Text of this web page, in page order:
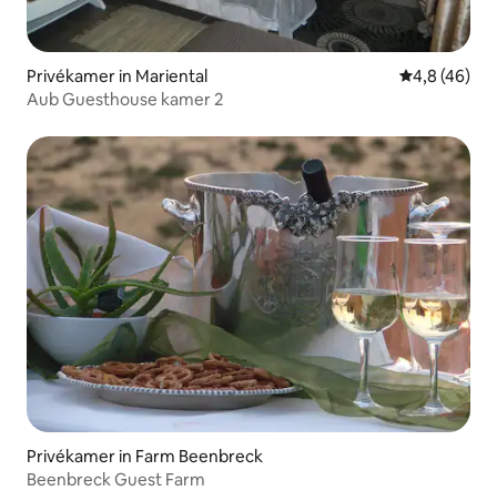
Privékamer in Mariental Gemiddelde
4,8 (46)
Aub Guesthouse kamer 2
Privékamer in Farm Beenbreck
Beenbreck Guest Farm